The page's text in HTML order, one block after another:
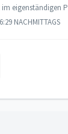
NACHMITTAGS